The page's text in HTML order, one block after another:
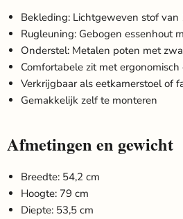
Bekleding: Lichtgeweven stof
Rugleuning: Gebogen essenhout
Onderstel: Metalen poten met
Comfortabele zit met ergonomisch
Verkrijgbaar als eetkamerstoel of
Gemakkelijk zelf te monteren
Afmetingen en gewicht
Breedte: 54,2 cm
Hoogte: 79 cm
Diepte: 53,5 cm